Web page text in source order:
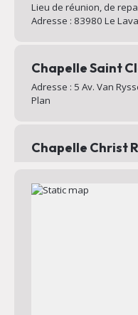
Lieu de réunion, de
Adresse : 83980 Le
Chapelle Saint
Adresse : 5 Av. Van
Plan
Chapelle Christ